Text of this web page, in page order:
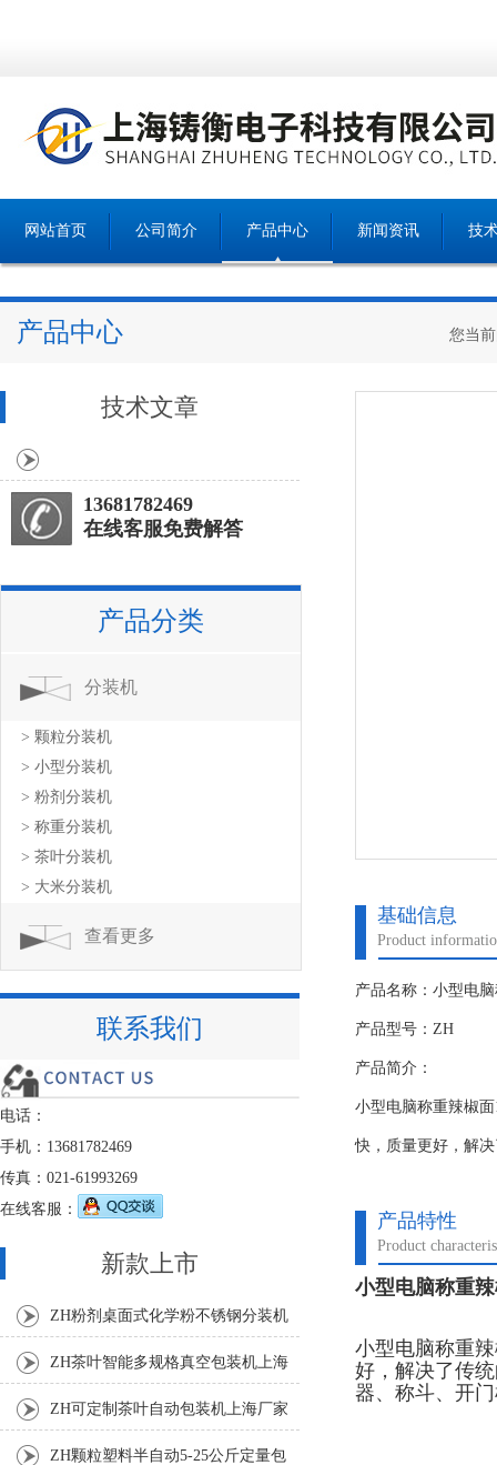
网站首页 公司简介 产品中心 新闻资讯 技
产品中心 您当
基础信息
Product
产品名称：小型电
产品型号：ZH
产品简介：
小型电脑称重辣椒
快，质量更好，解
产品特性
Product
小型电脑称重
小型电脑称重
好，解决了传
器、称斗、开
技术文章
13681782469
在线客服免费解答
产品分类
分装机
> 颗粒分装机
> 小型分装机
> 粉剂分装机
> 称重分装机
> 茶叶分装机
> 大米分装机
查看更多
联系我们
电话：
手机：13681782469
传真：021-61993269
在线客服：
新款上市
ZH粉剂桌面式化学粉不锈钢分装机
ZH茶叶智能多规格真空包装机上海
厂家 ZH可定制茶叶自动包装机上海厂家
ZH颗粒塑料半自动5-25公斤定量包